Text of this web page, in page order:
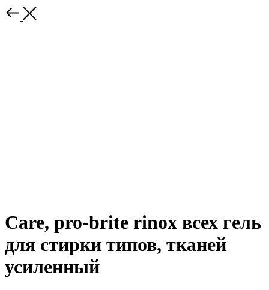
Care, pro-brite rinox всех гель
для стирки типов, тканей
усиленный